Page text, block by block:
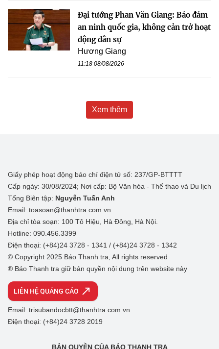
Đại tướng Phan Văn Giang: Bảo đảm
an ninh quốc gia, không cản trở hoạt
động dân sự
Hương Giang
11:18 08/08/2026
Xem thêm
Giấy phép hoạt động báo chí điện tử số: 237/GP-BTTTT
Cấp ngày: 30/08/2024; Nơi cấp: Bộ Văn hóa - Thể thao và Du lịch
Tổng Biên tập: Nguyễn Tuấn Anh
Email: toasoan@thanhtra.com.vn
Địa chỉ tòa soạn: 100 Tô Hiệu, Hà Đông, Hà Nội.
Hotline: 090.456.3399
Điện thoại: (+84)24 3728 - 1341 / (+84)24 3728 - 1342
© Copyright 2025 Báo Thanh tra, All rights reserved
® Báo Thanh tra giữ bản quyền nội dung trên website này
LIÊN HỆ QUẢNG CÁO
Email: trisubandocbtt@thanhtra.com.vn
Điện thoại: (+84)24 3728 2019
BẢN QUYỀN CỦA BÁO THANH TRA